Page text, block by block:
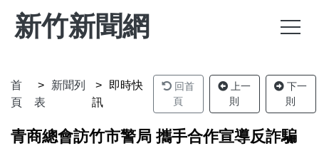
新竹新聞網
首
頁
新聞列
表
即時快
訊
回首
頁
上一
則
下一
則
青商總會訪竹市警局 攜手合作宣導反詐騙